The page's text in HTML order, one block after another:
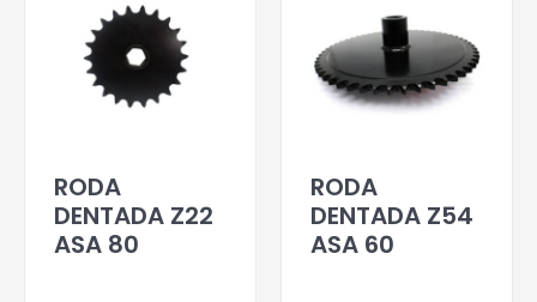
RODA
DENTADA Z22
ASA 80
RODA
DENTADA Z54
ASA 60